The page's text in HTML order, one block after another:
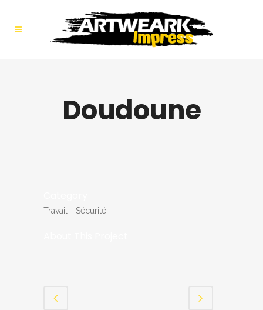
Doudoune
Travail - Sécurité